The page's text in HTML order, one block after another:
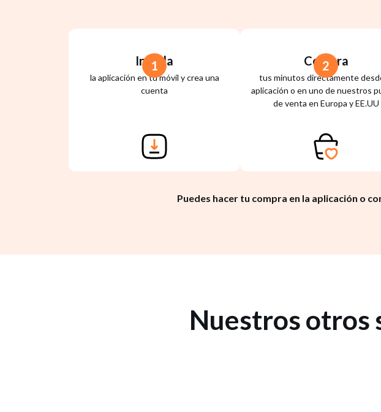
Instala
la aplicación en tu móvil y crea una
cuenta
1 Compra
tus minutos directamente
aplicación o en uno de nuestros
de venta en Europa y EE.UU
2
Puedes hacer tu compra en la aplicación o
Nuestros otros